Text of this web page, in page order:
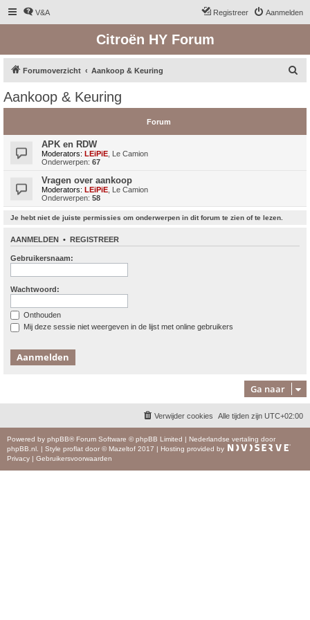
V&A Aanmelden
Registreer
Citroën HY Forum
Forumoverzicht Aankoop & Keuring
Aankoop & Keuring
Forum
APK en RDW
Moderators: LEiPiE Le Camion
Onderwerpen: 67
Vragen over aankoop
Moderators: LEiPiE Le Camion
Onderwerpen: 58
Je hebt niet de juiste permissies om onderwerpen in dit forum te zien of te lezen.
AANMELDEN • REGISTREER
Gebruikersnaam:
Wachtwoord:
Onthouden
Mij deze sessie niet weergeven in de lijst met online gebruikers
Ga naar
Alle tijden zijn UTC+02:00
Verwijder cookies
Powered by phpBB® Forum Software © phpBB Limited | Nederlandse vertaling door
phpBB.nl
| Style proflat door © Mazeltof 2017 | Hosting provided by
Privacy | Gebruikersvoorwaarden